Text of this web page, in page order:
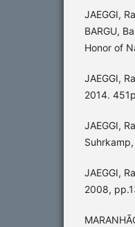
JAEGGI,
BARGU,
Honor of
JAEGGI,
2014.
JAEGGI,
JAEGGI,
2008,